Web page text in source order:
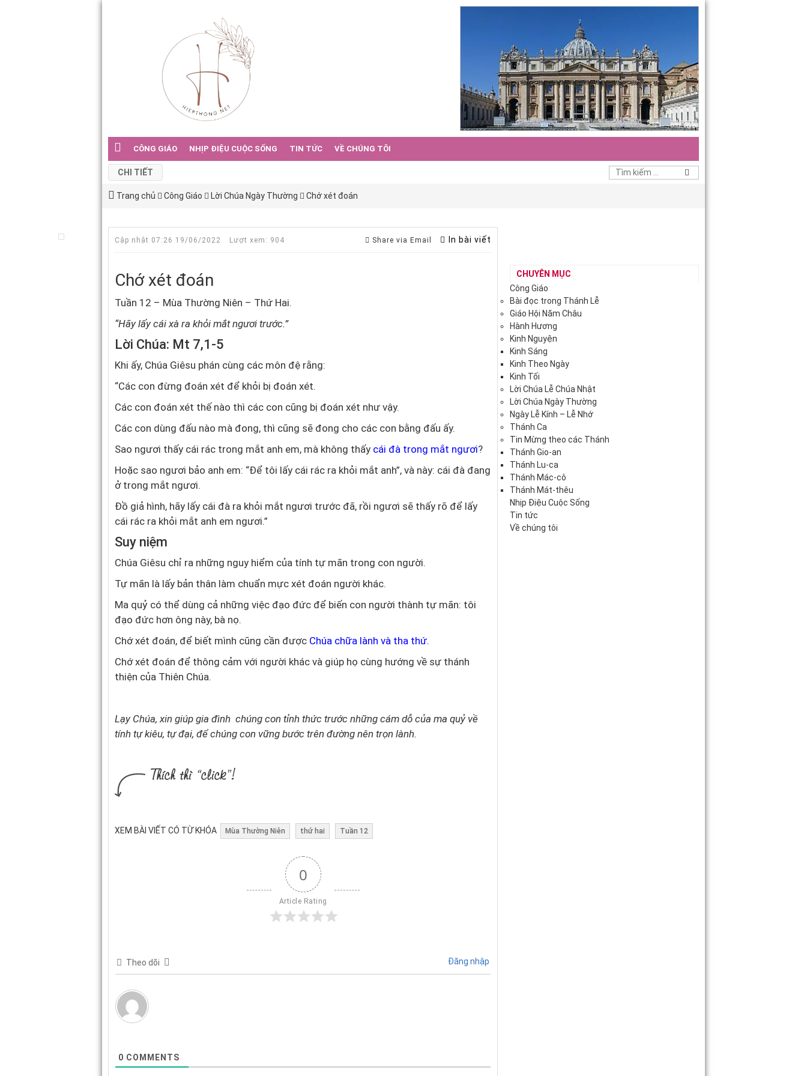
CÔNG GIÁO NHỊP ĐIỆU CUỘC SỐNG TIN TỨC VỀ CHÚNG TÔI
CHI TIẾT
Trang chủ Công Giáo Lời Chúa Ngày Thường Chớ xét đoán
Cập nhật 07:26 19/06/2022 Lượt xem: 904 Share via Email In bài viết
Chớ xét đoán
Tuần 12 – Mùa Thường Niên – Thứ Hai.
“Hãy lấy cái xà ra khỏi mắt ngươi trước.”
Lời Chúa: Mt 7,1-5
Khi ấy, Chúa Giêsu phán cùng các môn đệ rằng:
“Các con đừng đoán xét để khỏi bị đoán xét.
Các con đoán xét thế nào thì các con cũng bị đoán xét như vậy.
Các con dùng đấu nào mà đong, thì cũng sẽ đong cho các con bằng đấu ấy.
Sao ngươi thấy cái rác trong mắt anh em, mà không thấy cái đà trong mắt ngươi?
Hoặc sao ngươi bảo anh em: “Để tôi lấy cái rác ra khỏi mắt anh”, và này: cái đà đang
ở trong mắt ngươi.
Đồ giả hình, hãy lấy cái đà ra khỏi mắt ngươi trước đã, rồi ngươi sẽ thấy rõ để lấy
cái rác ra khỏi mắt anh em ngươi.”
Suy niệm
Chúa Giêsu chỉ ra những nguy hiểm của tính tự mãn trong con người.
Tự mãn là lấy bản thân làm chuẩn mực xét đoán người khác.
Ma quỷ có thể dùng cả những việc đạo đức để biến con người thành tự mãn: tôi
đạo đức hơn ông này, bà nọ.
Chớ xét đoán, để biết mình cũng cần được Chúa chữa lành và tha thứ.
Chớ xét đoán để thông cảm với người khác và giúp họ cùng hướng về sự thánh
thiện của Thiên Chúa.
Lạy Chúa, xin giúp gia đình chúng con tỉnh thức trước những cám dỗ của ma quỷ về
tính tự kiêu, tự đại, để chúng con vững bước trên đường nên trọn lành.
XEM BÀI VIẾT CÓ TỪ KHÓA Mùa Thường Niên thứ hai Tuần 12
0
Article Rating
Theo dõi Đăng nhập
0 COMMENTS
CHUYÊN MỤC
Công Giáo
Bài đọc trong Thánh Lễ
Giáo Hội Năm Châu
Hành Hương
Kinh Nguyện
Kinh Sáng
Kinh Theo Ngày
Kinh Tối
Lời Chúa Lễ Chúa Nhật
Lời Chúa Ngày Thường
Ngày Lễ Kính – Lễ Nhớ
Thánh Ca
Tin Mừng theo các Thánh
Thánh Gio-an
Thánh Lu-ca
Thánh Mác-cô
Thánh Mát-thêu
Nhịp Điệu Cuộc Sống
Tin tức
Về chúng tôi